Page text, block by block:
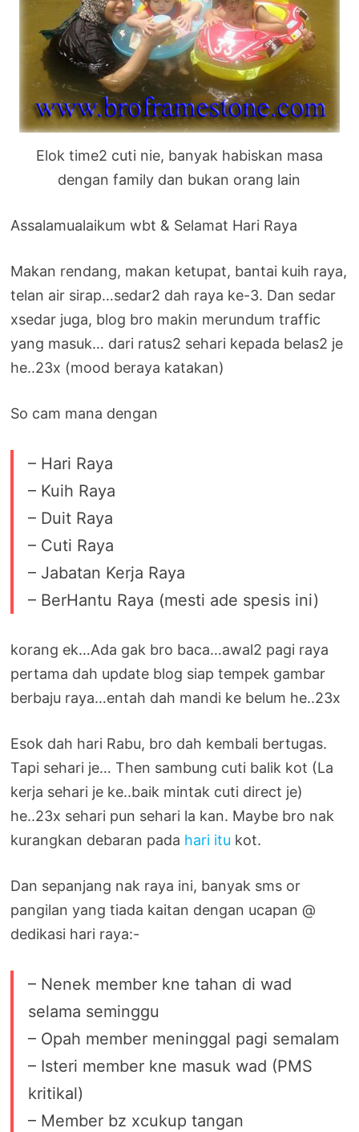
Elok time2 cuti nie, banyak habiskan masa
dengan family dan bukan orang lain
Assalamualaikum wbt & Selamat Hari Raya
Makan rendang, makan ketupat, bantai kuih raya,
telan air sirap…sedar2 dah raya ke-3. Dan sedar
xsedar juga, blog bro makin merundum traffic
yang masuk… dari ratus2 sehari kepada belas2 je
he..23x (mood beraya katakan)
So cam mana dengan
– Hari Raya
– Kuih Raya
– Duit Raya
– Cuti Raya
– Jabatan Kerja Raya
– BerHantu Raya (mesti ade spesis ini)
korang ek…Ada gak bro baca…awal2 pagi raya
pertama dah update blog siap tempek gambar
berbaju raya…entah dah mandi ke belum he..23x
Esok dah hari Rabu, bro dah kembali bertugas.
Tapi sehari je… Then sambung cuti balik kot (La
kerja sehari je ke..baik mintak cuti direct je)
he..23x sehari pun sehari la kan. Maybe bro nak
kurangkan debaran pada hari itu kot.
Dan sepanjang nak raya ini, banyak sms or
pangilan yang tiada kaitan dengan ucapan @
dedikasi hari raya:-
– Nenek member kne tahan di wad
selama seminggu
– Opah member meninggal pagi semalam
– Isteri member kne masuk wad (PMS
kritikal)
– Member bz xcukup tangan